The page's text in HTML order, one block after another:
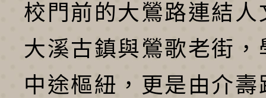
校門前的大鶯路連結人
大溪古鎮與鶯歌老街，
中途樞紐，更是由介壽